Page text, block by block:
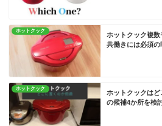
ホットクック
ホットクック複数
共働きには必須
ホットクック
ホットクックは
の候補4か所を検